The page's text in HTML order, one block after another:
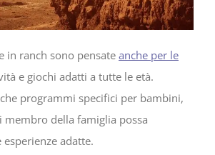
in ranch sono pensate anche per le
e giochi adatti a tutte le età.
programmi specifici per bambini,
membro della famiglia possa
adatte.